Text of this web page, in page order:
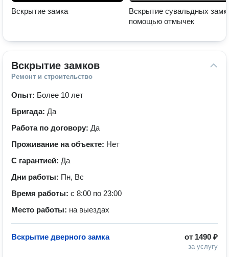
Вскрытие замка
Вскрытие сувальдных
помощью отмычек
Вскрытие замков
Ремонт и строительство
Опыт: Более 10 лет
Бригада: Да
Работа по договору: Да
Проживание на объекте: Нет
С гарантией: Да
Дни работы: Пн, Вс
Время работы: с 8:00 по 23:00
Место работы: на выездах
от 1490 ₽
за услугу
Вскрытие дверного замка